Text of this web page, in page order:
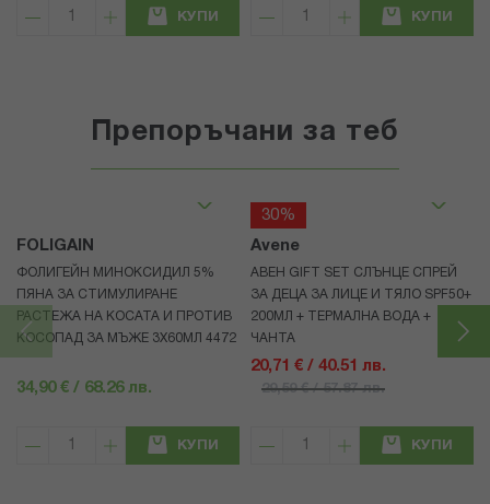
КУПИ КУПИ
Препоръчани за теб
FOLIGAIN
ФОЛИГЕЙН МИНОКСИДИЛ 5%
ПЯНА ЗА СТИМУЛИРАНЕ
РАСТЕЖА НА КОСАТА И ПРОТИВ
КОСОПАД ЗА МЪЖЕ 3X60МЛ 4472
34,90 € / 68.26 лв.
КУПИ
30%
Avene
АВЕН GIFT SET СЛЪНЦЕ СПРЕЙ
ЗА ДЕЦА ЗА ЛИЦЕ И ТЯЛО SPF50+
200МЛ + ТЕРМАЛНА ВОДА +
ЧАНТА
20,71 € / 40.51 лв.
29,59 € / 57.87 лв.
КУПИ